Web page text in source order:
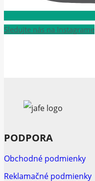
Sledujte nás na Instagrame
PODPORA
Obchodné podmienky
Reklamačné podmienky